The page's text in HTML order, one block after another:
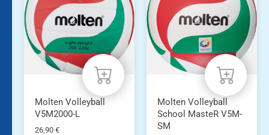
Molten Volleyball
V5M2000-L
26,90 €
Molten Volleyball
School MasteR V5M-
SM